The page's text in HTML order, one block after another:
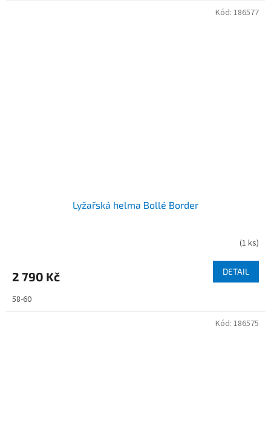
Lyžařská helma Bollé Border
(1 ks)
2 790 Kč DETAIL
58-60
Kód: 186577
Kód: 186575